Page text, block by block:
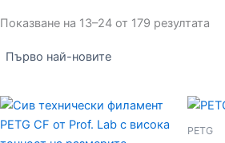
Показване на 13–24 от 179 резултата
PETG